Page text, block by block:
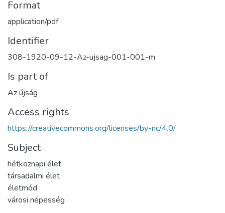
Format
application/pdf
Identifier
308-1920-09-12-Az-ujsag-001-001-m
Is part of
Az újság
Access rights
https://creativecommons.org/licenses/by-nc/4.0/
Subject
hétköznapi élet
társadalmi élet
életmód
városi népesség